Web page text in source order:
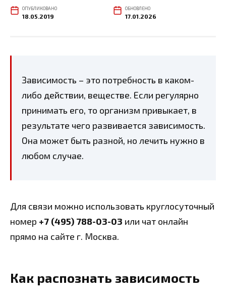
ОПУБЛИКОВАНО
18.05.2019
ОБНОВЛЕНО
17.01.2026
Зависимость – это потребность в каком-
либо действии, веществе. Если регулярно
принимать его, то организм привыкает, в
результате чего развивается зависимость.
Она может быть разной, но лечить нужно в
любом случае.
Для связи можно использовать круглосуточный
номер +7 (495) 788-03-03 или чат онлайн
прямо на сайте г. Москва.
Как распознать зависимость